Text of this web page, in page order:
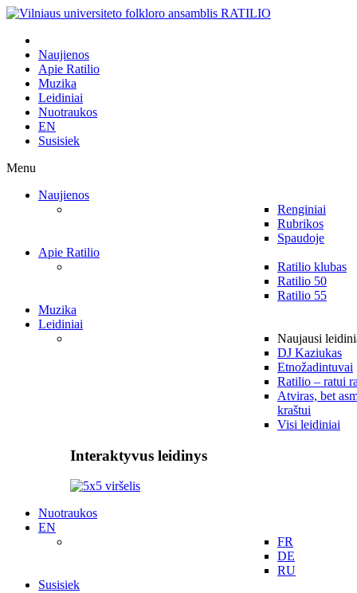
Naujienos
Apie Ratilio
Muzika
Leidiniai
Nuotraukos
EN
Susisiek
Menu
Naujienos
Renginiai
Rubrikos
Spaudoje
Apie Ratilio
Ratilio klubas
Ratilio 50
Ratilio 55
Muzika
Leidiniai
Naujausi
DJ Kaziukas
Etnožadintuvai
Ratilio – ratui
Atviras, bet
kraštui
Visi leidiniai
Interaktyvus leidinys
Nuotraukos
EN
FR
DE
RU
Susisiek